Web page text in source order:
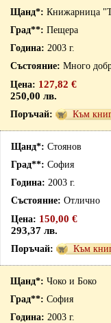
Книжарница
Пещера
2003 г.
Много
127,82 €
250,00 лв.
Към
Стоянов
София
2003 г.
Отлично
150,00 €
293,37 лв.
Към
Чоко и Боко
София
2003 г.